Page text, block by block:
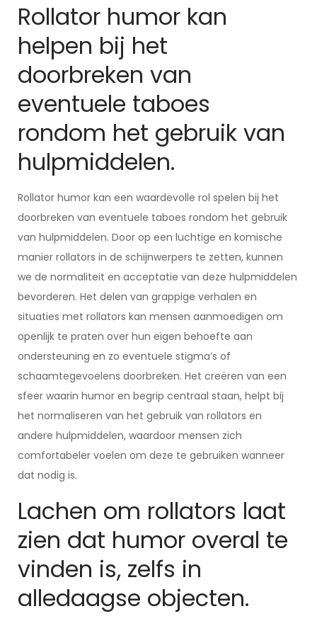
Rollator humor kan
helpen bij het
doorbreken van
eventuele taboes
rondom het gebruik van
hulpmiddelen.
Rollator humor kan een waardevolle rol spelen bij het
doorbreken van eventuele taboes rondom het gebruik
van hulpmiddelen. Door op een luchtige en komische
manier rollators in de schijnwerpers te zetten, kunnen
we de normaliteit en acceptatie van deze hulpmiddelen
bevorderen. Het delen van grappige verhalen en
situaties met rollators kan mensen aanmoedigen om
openlijk te praten over hun eigen behoefte aan
ondersteuning en zo eventuele stigma’s of
schaamtegevoelens doorbreken. Het creëren van een
sfeer waarin humor en begrip centraal staan, helpt bij
het normaliseren van het gebruik van rollators en
andere hulpmiddelen, waardoor mensen zich
comfortabeler voelen om deze te gebruiken wanneer
dat nodig is.
Lachen om rollators laat
zien dat humor overal te
vinden is, zelfs in
alledaagse objecten.